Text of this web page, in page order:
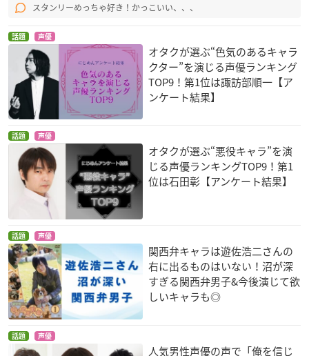
キュートランスフォ
ーマー 帰ってきたコ
ンボイの謎
マイスター
弱虫ペダル GRANDE
ROAD
御堂筋翔
黒執事 Book of Circ
us
鬼灯の冷徹
白澤 鬼島四郎 サンジェルマン
スタンリーめっちゃ好き！かっこいい、、、
話題 声優
オタクが選ぶ“色気のあるキャラ
クター”を演じる声優ランキング
TOP9！第1位は諏訪部順一【ア
ンケート結果】
話題 声優
オタクが選ぶ“悪役キャラ”を演
じる声優ランキングTOP9！第1
位は石田彰【アンケート結果】
話題 声優
関西弁キャラは遊佐浩二さんの
右に出るものはいない！沼が深
すぎる関西弁男子&今後演じて欲
しいキャラも◎
話題 声優
人気男性声優の声で「俺を信じ